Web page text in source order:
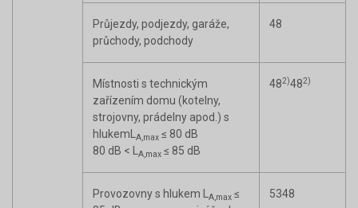
Průjezdy, podjezdy, garáže,
průchody, podchody
48
Místnosti s technickým
zařízením domu (kotelny,
strojovny, prádelny apod.) s
hlukem
A,max ≤ 80 dB
80 dB < L
A,max ≤ 85 dB
482)482)
Provozovny s hlukem L A,max ≤
5348